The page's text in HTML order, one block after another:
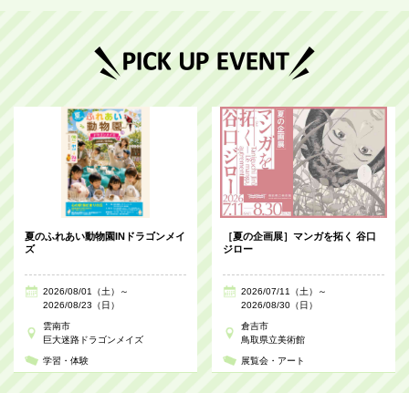
夏のふれあい動物園INドラゴンメイ
ズ
2026/08/01（土）～
2026/08/23（日）
雲南市
巨大迷路ドラゴンメイズ
学習・体験
［夏の企画展］マンガを拓く 谷口
ジロー
2026/07/11（土）～
2026/08/30（日）
倉吉市
鳥取県立美術館
展覧会・アート